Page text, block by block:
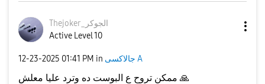
Thejoker_الجوكر
Active Level 10
‎12-23-2025 01:41 PM in جالاكسى A
🙏